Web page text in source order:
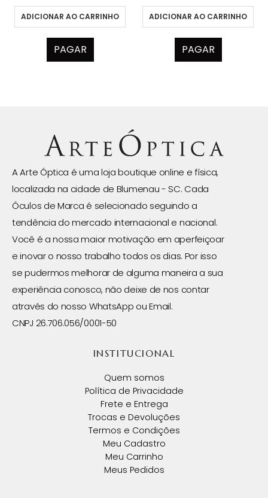
ADICIONAR AO CARRINHO
PAGAR
ADICIONAR AO CARRINHO
PAGAR
A Arte Óptica é uma loja boutique online e física,
localizada na cidade de Blumenau - SC. Cada
Óculos de Marca é selecionado seguindo a
tendência do mercado internacional e nacional.
Você é a nossa maior motivação em aperfeiçoar
e inovar o nosso trabalho todos os dias. Por isso
se pudermos melhorar de alguma maneira a sua
experiência conosco, não deixe de nos contar
através do nosso WhatsApp ou Email.
CNPJ 26.706.056/0001-50
INSTITUCIONAL
Quem somos
Política de Privacidade
Frete e Entrega
Trocas e Devoluções
Termos e Condições
Meu Cadastro
Meu Carrinho
Meus Pedidos